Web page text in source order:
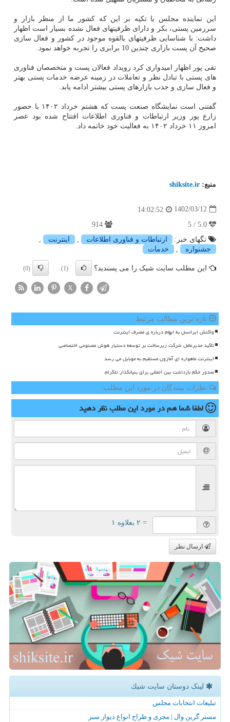
این نماینده مجلس با تکیه بر این که کشور ما از منظر بازار و
سرزمین پستی، بکر و دارای ظرفیتهای فعال نشده بسیار است اظهار
داشت: با شناسایی ظرفیتهای بالقوه موجود در کشور و فعال سازی
صحیح آن پست بازاری چندین 10 برابری را تجربه خواهد نمود.
تقی پور اظهار امیدواری کرد رویداد فعالان پست و متخصصان فناوری
های پستی با تبادل نظر و تعاملات در زمینه عرضه خدمات پستی بهتر
و فعال سازی و جذب بازارهای پستی بیشتر ادامه یابد.
گفتنی است نمایشگاه صنعت پست که هشتم خرداد ۱۴۰۲ با حضور
زارع پور وزیر ارتباطات و فناوری اطلاعات افتتاح شده بود عصر
امروز ۱۱ خرداد ۱۴۰۲ به فعالیت خود خاتمه داد.
منبع: shiksite.ir
1402/03/12
14:02:52
تگهای خبر:
ارتباطات و فناوری اطلاعات , اینترنت
,
جشنواره
, خدمات
این مطلب سایت شیک را می پسندید؟ (1)
(0)
X
تازه ترین مطالب مرتبط
واکنش ایرانسل به ابهام درباره ی مصرف اینترنت
تاکید مدیرعامل شرکت زیرساخت بر توسعه دستیار هوش مصنوعی اختصاصی
اینترنت ماهواره ای آمازون مستقیم به موبایل می رسد
صدور حکم بازداشت بین المللی برای بنیانگذار تلگرام
نظرات بینندگان در مورد این مطلب
لطفا شما همدر مورد این مطلبنظر دهید
= ۲ بعلاوه ۱
ارسال نظر
لینک دوستان سایت شیك
تبلیغات انتخابات مجلس
مستر گرین وال | مجری و طراح انواع دیوار سبز